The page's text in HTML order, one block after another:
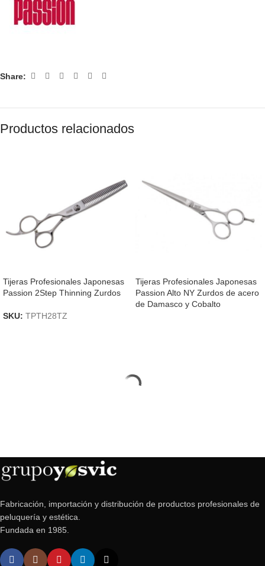
Share:
Productos relacionados
Tijeras Profesionales Japonesas
Passion 2Step Thinning Zurdos
SKU: TPTH28TZ
Tijeras Profesionales Japonesas
Passion Alto NY Zurdos de acero
de Damasco y Cobalto
Fabricación, importación y distribución de productos profesionales de
peluquería y estética.
Fundada en 1985.